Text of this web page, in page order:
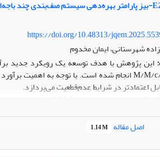
https://doi.org/10.48313/
شهرستانی، ایمان مخدوم
این پژوهش با هدف توسعه‌ یک رویکرد جدید
/ انجام شده است. با توجه به اهمیت
اعتمادتر در شرایط عدم‌قطعیت می‌پردازد.
عمومی برآورد شد. عملکرد برآوردگر
شبیه‌سازی و تحلیل تجربی نشان داد که برآوردگر
مدت‌زمان انتظار مشتریان در صف را
اصل مقاله 1.14 M